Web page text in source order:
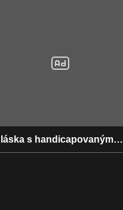
láska s handicapovaným…